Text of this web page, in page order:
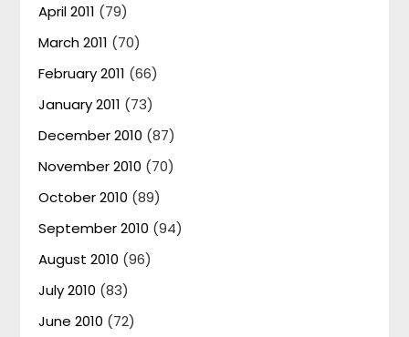
April 2011 (79)
March 2011 (70)
February 2011 (66)
January 2011 (73)
December 2010 (87)
November 2010 (70)
October 2010 (89)
September 2010 (94)
August 2010 (96)
July 2010 (83)
June 2010 (72)